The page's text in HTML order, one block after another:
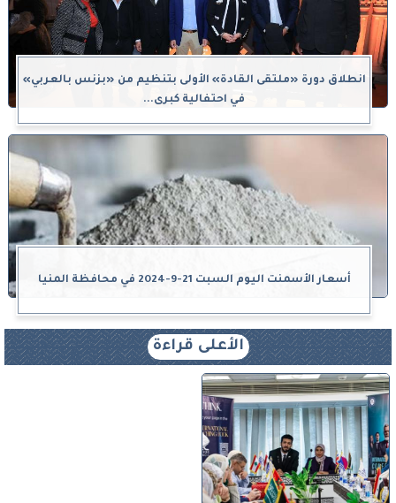
انطلاق دورة «ملتقى القادة» الأولى بتنظيم من «بزنس بالعربي»
في احتفالية كبرى...
أسعار الأسمنت اليوم السبت 21-9-2024 في محافظة المنيا
الأعلى قراءة